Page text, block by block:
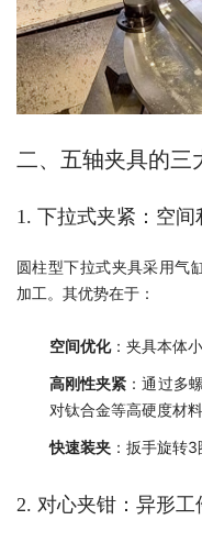
二、五轴夹具的三
1. 下拉式夹紧：空
圆柱型下拉式夹具采用气
加工。其优势在于：
空间优化：夹具本体
高刚性夹紧 ：通过多
对钛合金等高硬度材
快速装夹 ：扳手旋转
2. 对心夹钳：异形工